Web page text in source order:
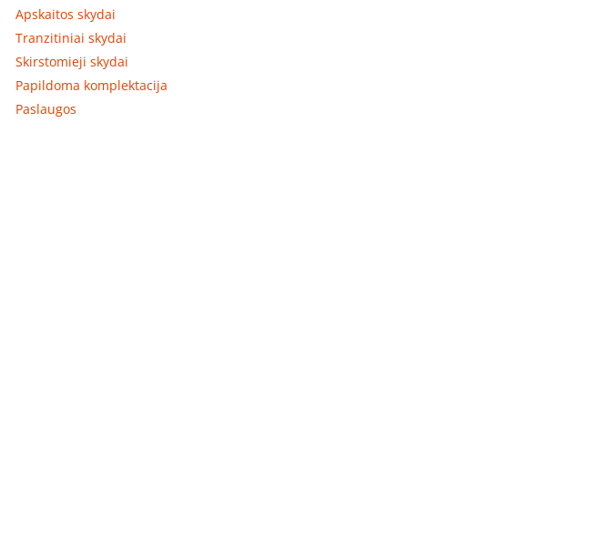
Apskaitos skydai
Tranzitiniai skydai
Skirstomieji skydai
Papildoma komplektacija
Paslaugos